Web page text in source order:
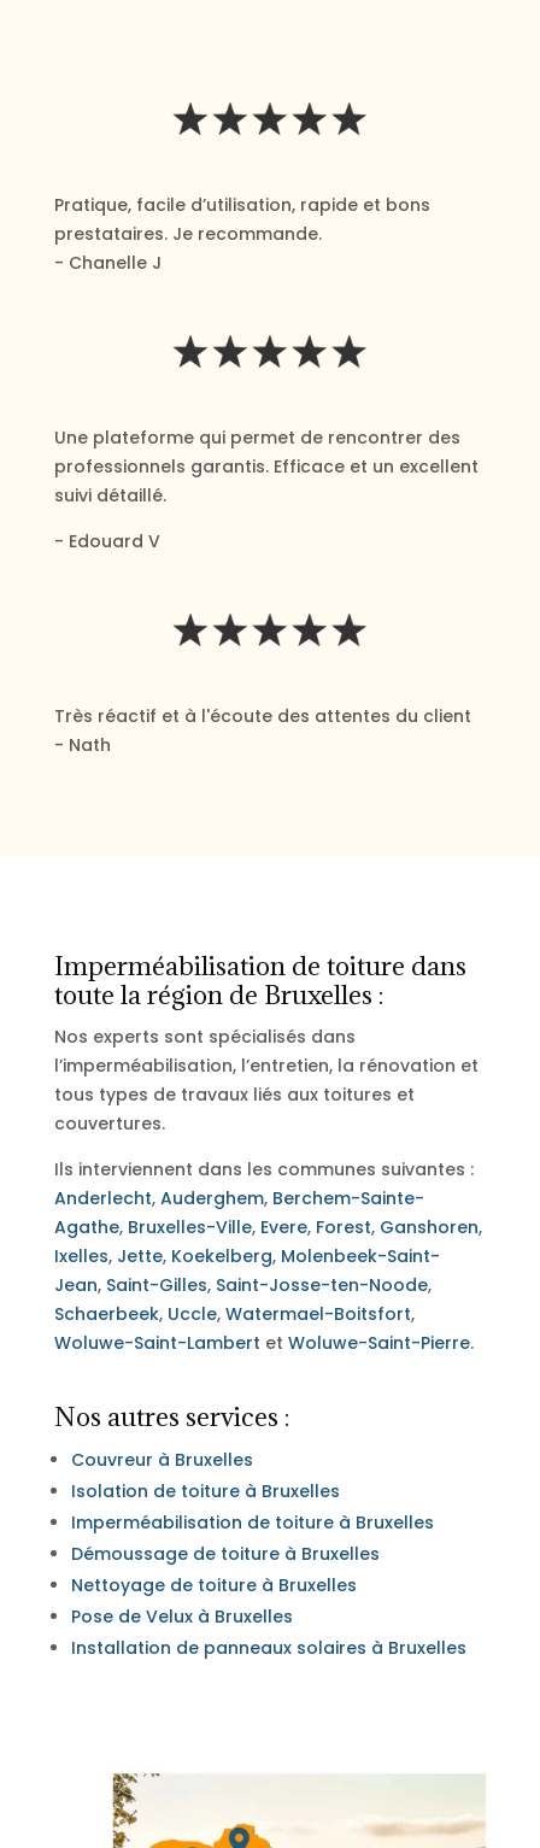
Pratique, facile d’utilisation, rapide et bons
prestataires. Je recommande.
- Chanelle J
Une plateforme qui permet de rencontrer des
professionnels garantis. Efficace et un excellent
suivi détaillé.
- Edouard V
Très réactif et à l'écoute des attentes du client
- Nath
Imperméabilisation de toiture dans
toute la région de Bruxelles :
Nos experts sont spécialisés dans
l’imperméabilisation, l’entretien, la rénovation et
tous types de travaux liés aux toitures et
couvertures.
Ils interviennent dans les communes suivantes :
Anderlecht, Auderghem, Berchem-Sainte-
Agathe, Bruxelles-Ville, Evere, Forest, Ganshoren,
Ixelles, Jette, Koekelberg, Molenbeek-Saint-
Jean, Saint-Gilles, Saint-Josse-ten-Noode,
Schaerbeek, Uccle, Watermael-Boitsfort,
Woluwe-Saint-Lambert et Woluwe-Saint-Pierre.
Nos autres services :
Couvreur à Bruxelles
Isolation de toiture à Bruxelles
Imperméabilisation de toiture à Bruxelles
Démoussage de toiture à Bruxelles
Nettoyage de toiture à Bruxelles
Pose de Velux à Bruxelles
Installation de panneaux solaires à Bruxelles